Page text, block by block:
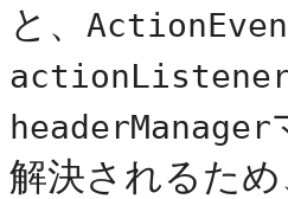
と、
headerManager
解決されるた